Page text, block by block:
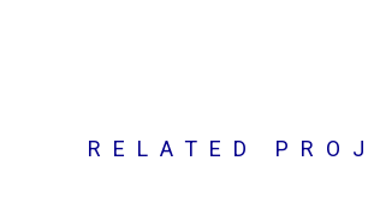
RELATED